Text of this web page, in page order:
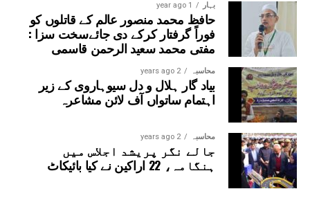
بہار 1 year ago
حافظ محمد منصور عالم کے قاتلوں کو
فوراً گرفتار کرکے دی جائےسخت سزا :
مفتی محمد سعید الرحمن قاسمی
محاسبہ 2 years ago
بیاد گار ہلال و دل سیوہاروی کے زیر
اہتمام ساتواں آف لائن مشاعرہ
محاسبہ 2 years ago
جالے نگر پریشد اجلاس میں
ہنگامہ، 22 اراکین نے کیا بائیکاٹ